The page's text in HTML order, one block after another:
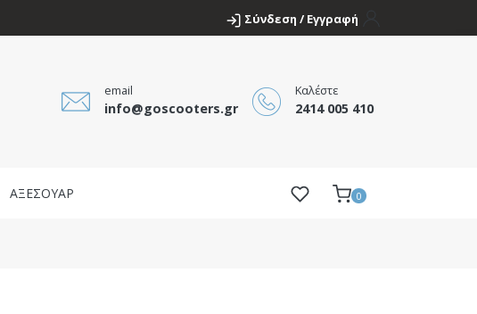
Σύνδεση / Εγγραφή
email
info@goscooters.gr
Καλέστε
2414 005 410
AΞΕΣΟΥΑΡ 0